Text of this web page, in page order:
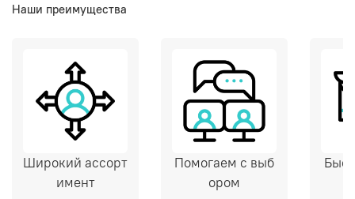
Наши преимущества
Широкий ассорт
имент
Помогаем с выб
ором